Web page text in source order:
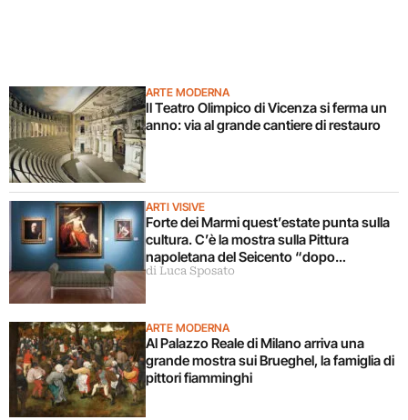
ARTE MODERNA
Il Teatro Olimpico di Vicenza si ferma un
anno: via al grande cantiere di restauro
ARTI VISIVE
Forte dei Marmi quest’estate punta sulla
cultura. C’è la mostra sulla Pittura
napoletana del Seicento “dopo
Caravaggio”
di Luca Sposato
ARTE MODERNA
Al Palazzo Reale di Milano arriva una
grande mostra sui Brueghel, la famiglia di
pittori fiamminghi